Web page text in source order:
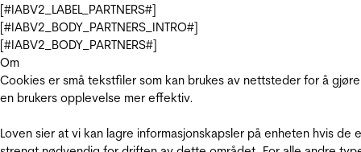
[#IABV2_LABEL_PARTNERS#]
[#IABV2_BODY_PARTNERS_INTRO#]
[#IABV2_BODY_PARTNERS#]
Om
Cookies er små tekstfiler som kan brukes av nettsteder for å gjøre
en brukers opplevelse mer effektiv.
Loven sier at vi kan lagre informasjonskapsler på enheten hvis de